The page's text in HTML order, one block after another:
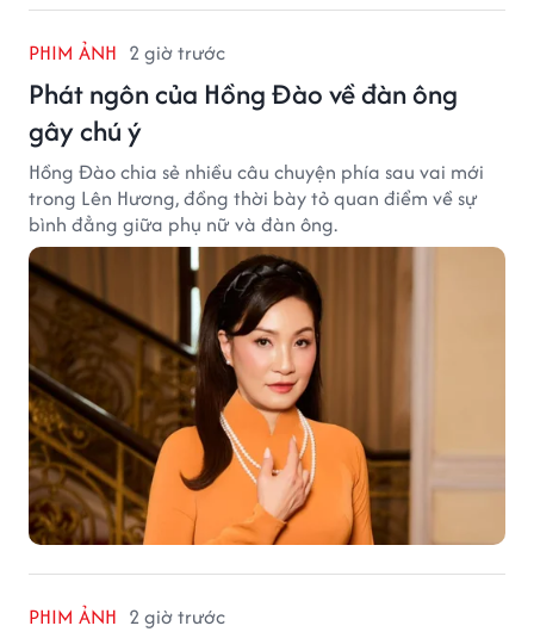
PHIM ẢNH 2 giờ trước
Phát ngôn của Hồng Đào về đàn ông
gây chú ý
Hồng Đào chia sẻ nhiều câu chuyện phía sau vai mới
trong Lên Hương, đồng thời bày tỏ quan điểm về sự
bình đẳng giữa phụ nữ và đàn ông.
PHIM ẢNH 2 giờ trước